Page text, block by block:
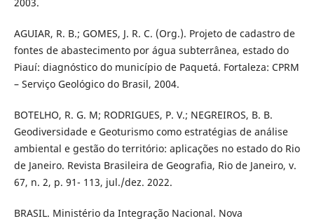
AGUIAR, R. B.; GOMES, J. R. C. (Org.). Projeto de cadastro de
fontes de abastecimento por água subterrânea, estado do
Piauí: diagnóstico do município de Paquetá. Fortaleza: CPRM
– Serviço Geológico do Brasil, 2004.
BOTELHO, R. G. M; RODRIGUES, P. V.; NEGREIROS, B. B.
Geodiversidade e Geoturismo como estratégias de análise
ambiental e gestão do território: aplicações no estado do Rio
de Janeiro. Revista Brasileira de Geografia, Rio de Janeiro, v.
67, n. 2, p. 91- 113, jul./dez. 2022.
BRASIL. Ministério da Integração Nacional. Nova